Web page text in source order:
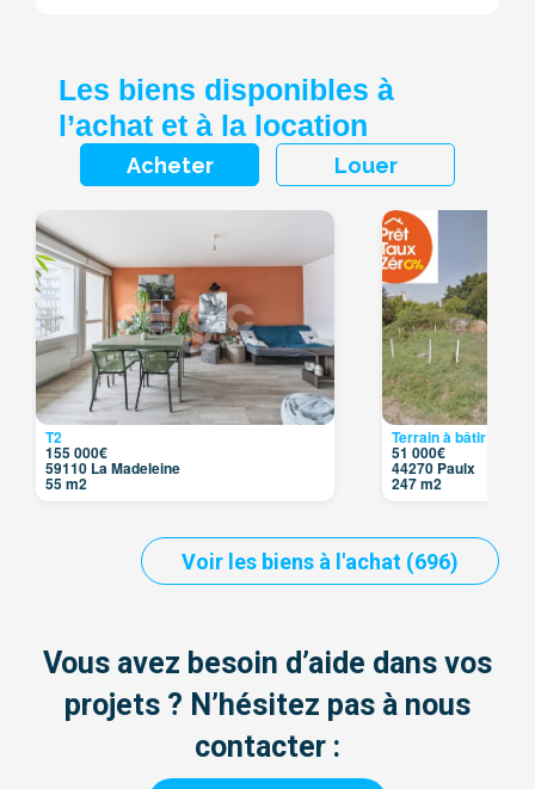
Les biens disponibles à
l’achat et à la location
Acheter Louer
T2
155 000€
59110 La Madeleine
55 m2
Terrain à bâtir
51 000€
44270 Paulx
247 m2
Voir les biens à l'achat (696)
Vous avez besoin d’aide dans vos
projets ? N’hésitez pas à nous
contacter :